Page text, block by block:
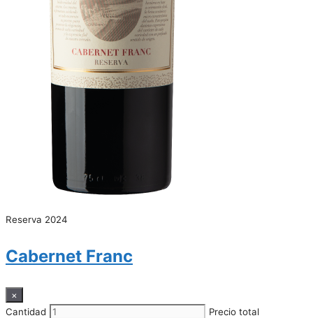
Reserva 2024
Cabernet Franc
×
Cantidad
Precio total